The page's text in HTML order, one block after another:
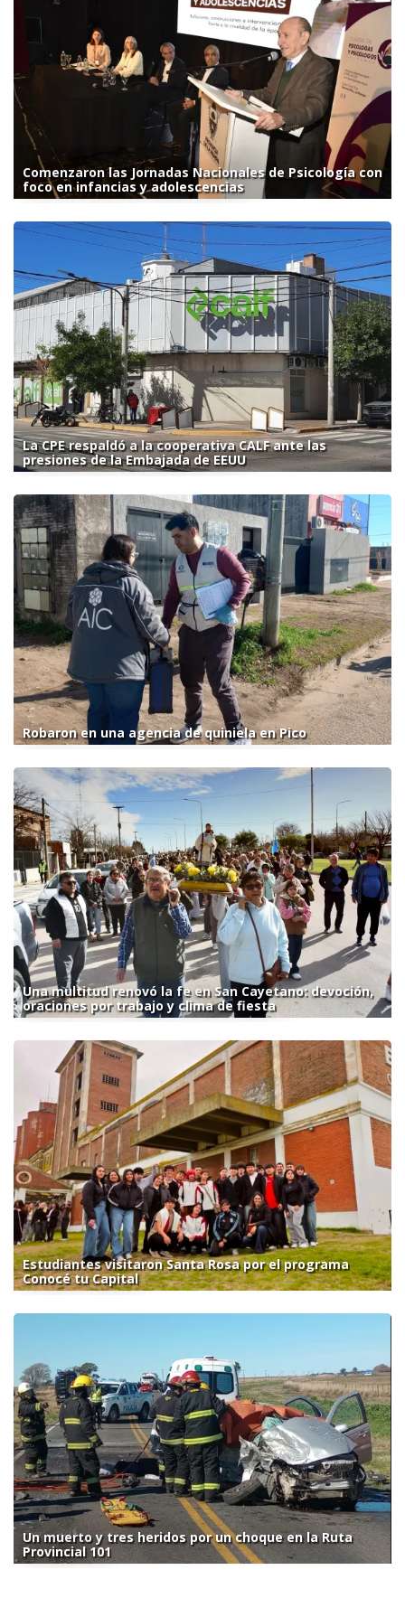
Comenzaron las Jornadas Nacionales de Psicología con
foco en infancias y adolescencias
La CPE respaldó a la cooperativa CALF ante las
presiones de la Embajada de EEUU
Robaron en una agencia de quiniela en Pico
Una multitud renovó la fe en San Cayetano: devoción,
oraciones por trabajo y clima de fiesta
Estudiantes visitaron Santa Rosa por el programa
Conocé tu Capital
Un muerto y tres heridos por un choque en la Ruta
Provincial 101